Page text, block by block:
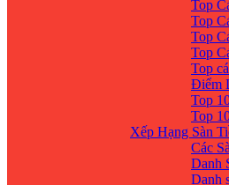
Top
Top
Top
Top
Top
Điểm
Top
Top
Xếp Hạng Sàn
Các
Danh
Danh